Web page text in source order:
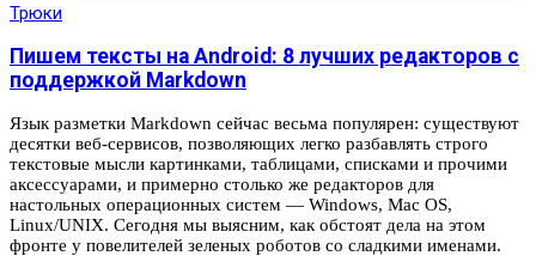
Трюки
Пишем тексты на Android: 8 лучших редакторов с
поддержкой Markdown
Язык разметки Markdown сейчас весьма популярен: существуют
десятки веб-сервисов, позволяющих легко разбавлять строго
текстовые мысли картинками, таблицами, списками и прочими
аксессуарами, и примерно столько же редакторов для
настольных операционных систем — Windows, Mac OS,
Linux/UNIX. Сегодня мы выясним, как обстоят дела на этом
фронте у повелителей зеленых роботов со сладкими именами.